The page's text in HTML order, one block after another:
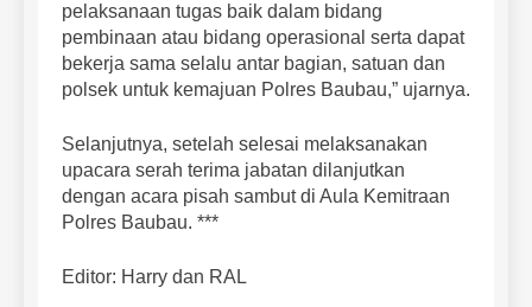
pelaksanaan tugas baik dalam bidang
pembinaan atau bidang operasional serta dapat
bekerja sama selalu antar bagian, satuan dan
polsek untuk kemajuan Polres Baubau,” ujarnya.
Selanjutnya, setelah selesai melaksanakan
upacara serah terima jabatan dilanjutkan
dengan acara pisah sambut di Aula Kemitraan
Polres Baubau. ***
Editor: Harry dan RAL